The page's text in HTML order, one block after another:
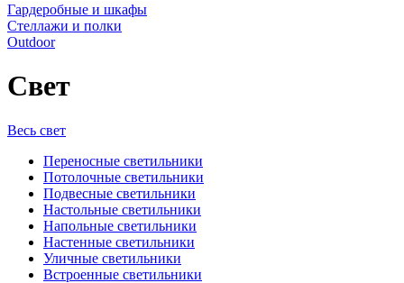
Гардеробные и шкафы
Стеллажи и полки
Outdoor
Свет
Весь свет
Переносные светильники
Потолочные светильники
Подвесные светильники
Настольные светильники
Напольные светильники
Настенные светильники
Уличные светильники
Встроенные светильники